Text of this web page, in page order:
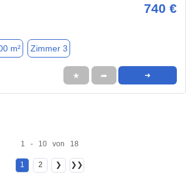
740 €
m² Zimmer 3
★ ➦ ➜
1 - 10 von 18
1 2 ❯ ❯❯